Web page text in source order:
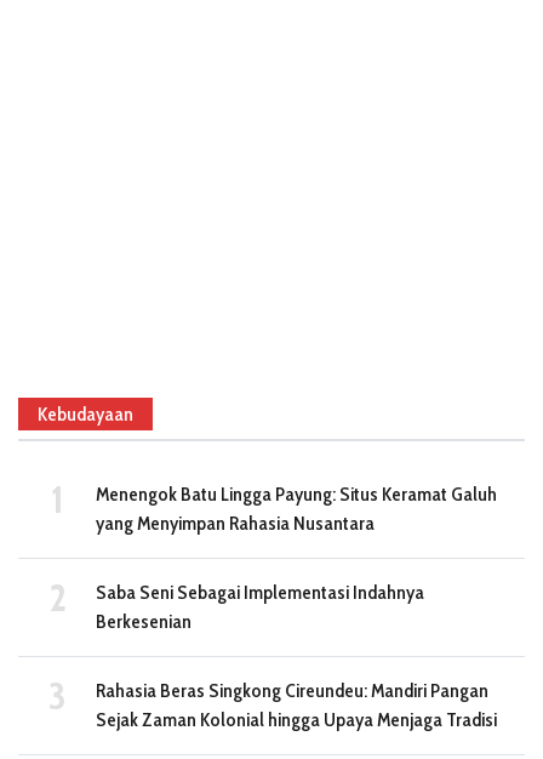
Kebudayaan
Menengok Batu Lingga Payung: Situs Keramat Galuh
yang Menyimpan Rahasia Nusantara
Saba Seni Sebagai Implementasi Indahnya
Berkesenian
Rahasia Beras Singkong Cireundeu: Mandiri Pangan
Sejak Zaman Kolonial hingga Upaya Menjaga Tradisi